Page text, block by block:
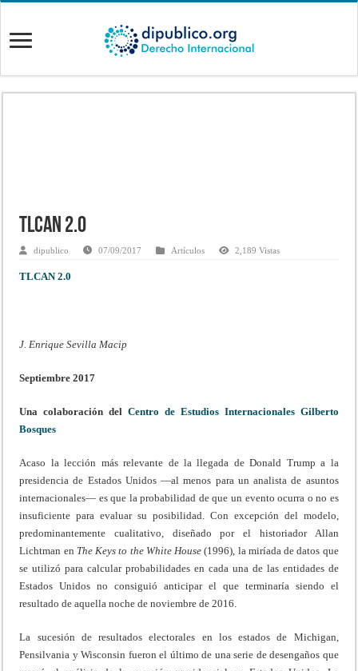
TLCAN 2.0
dipublico 07/09/2017 Artículos 2,189 Vistas
TLCAN 2.0
J. Enrique Sevilla Macip
Septiembre 2017
Una colaboración delCentro de Estudios Internacionales Gilberto
Bosques
Acaso la lección más relevante de la llegada de Donald Trump a la
presidencia de Estados Unidos —al menos para un analista de asuntos
internacionales— es que la probabilidad de que un evento ocurra o no es
insuficiente para evaluar su posibilidad. Con excepción del modelo,
predominantemente cualitativo, diseñado por el historiador Allan
Lichtman en The Keys to the White House(1996), la miríada de datos que
se utilizó para calcular probabilidades en cada una de las entidades de
Estados Unidos no consiguió anticipar el que terminaría siendo el
resultado de aquella noche de noviembre de 2016.
La sucesión de resultados electorales en los estados de Michigan,
Pensilvania y Wisconsin fueron el último de una serie de desengaños que